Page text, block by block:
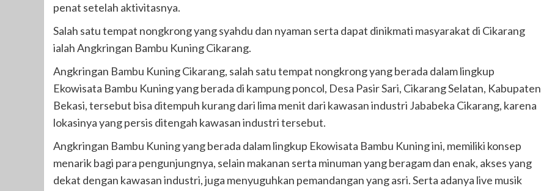
penat setelah aktivitasnya.
Salah satu tempat nongkrong yang syahdu dan nyaman serta dapat dinikmati masyarakat di Cikarang
ialah Angkringan Bambu Kuning Cikarang.
Angkringan Bambu Kuning Cikarang, salah satu tempat nongkrong yang berada dalam lingkup
Ekowisata Bambu Kuning yang berada di kampung poncol, Desa Pasir Sari, Cikarang Selatan, Kabupaten
Bekasi, tersebut bisa ditempuh kurang dari lima menit dari kawasan industri Jababeka Cikarang, karena
lokasinya yang persis ditengah kawasan industri tersebut.
Angkringan Bambu Kuning yang berada dalam lingkup Ekowisata Bambu Kuning ini, memiliki konsep
menarik bagi para pengunjungnya, selain makanan serta minuman yang beragam dan enak, akses yang
dekat dengan kawasan industri, juga menyuguhkan pemandangan yang asri. Serta adanya live musik